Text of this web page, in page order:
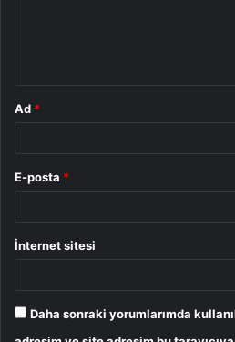
Ad *
E-posta *
İnternet sitesi
Daha sonraki yorumlarımda